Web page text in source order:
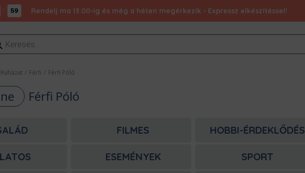
: 59 Rendelj ma 13:00-ig és még a héten megérkezik - Expressz elkészítéssel!
Ruházat / Férfi / Férfi Póló
Férfi Póló
FILMES HOBBI-ÉRDEKLŐDÉS
ESEMÉNYEK SPORT